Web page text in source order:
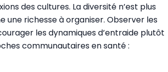
des cultures. La diversité n’est plus
richesse à organiser. Observer les
les dynamiques d’entraide plutôt
communautaires en santé :